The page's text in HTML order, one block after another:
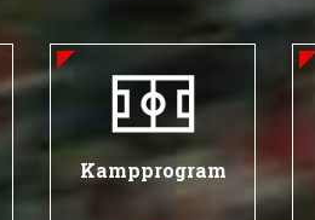
Kampprogram